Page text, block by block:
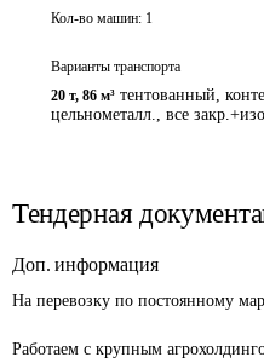
Кол-во машин: 1
Варианты транспорта
20 т, 86 м³ тентованный,
цельнометалл., все
Тендерная
Доп. информация
На перевозку по постоянному
Работаем с крупным